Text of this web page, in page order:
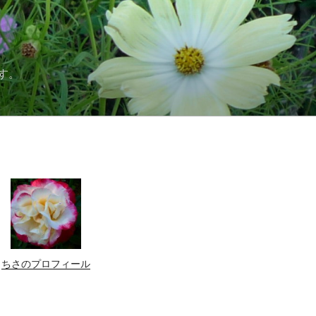
。
ちさのプロフィール